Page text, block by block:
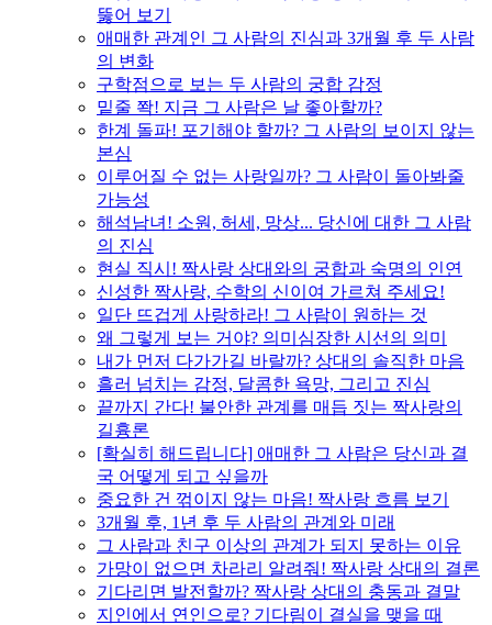
뚫어 보기
애매한 관계인 그 사람의 진심과 3개월 후 두 사람
의 변화
구학점으로 보는 두 사람의 궁합 감정
밑줄 쫙! 지금 그 사람은 날 좋아할까?
한계 돌파! 포기해야 할까? 그 사람의 보이지 않는
본심
이루어질 수 없는 사랑일까? 그 사람이 돌아봐줄
가능성
해석남녀! 소원, 허세, 망상... 당신에 대한 그 사람
의 진심
현실 직시! 짝사랑 상대와의 궁합과 숙명의 인연
신성한 짝사랑, 수학의 신이여 가르쳐 주세요!
일단 뜨겁게 사랑하라! 그 사람이 원하는 것
왜 그렇게 보는 거야? 의미심장한 시선의 의미
내가 먼저 다가가길 바랄까? 상대의 솔직한 마음
흘러 넘치는 감정, 달콤한 욕망, 그리고 진심
끝까지 간다! 불안한 관계를 매듭 짓는 짝사랑의
길흉론
[확실히 해드립니다] 애매한 그 사람은 당신과 결
국 어떻게 되고 싶을까
중요한 건 꺾이지 않는 마음! 짝사랑 흐름 보기
3개월 후, 1년 후 두 사람의 관계와 미래
그 사람과 친구 이상의 관계가 되지 못하는 이유
가망이 없으면 차라리 알려줘! 짝사랑 상대의 결론
기다리면 발전할까? 짝사랑 상대의 충동과 결말
지인에서 연인으로? 기다림이 결실을 맺을 때